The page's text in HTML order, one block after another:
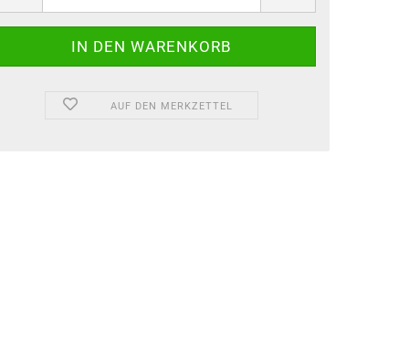
AUF DEN MERKZETTEL